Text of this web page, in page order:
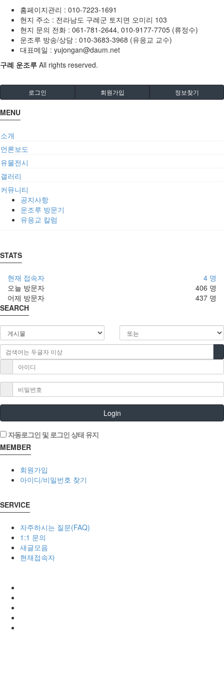
홈페이지관리 : 010-7223-1691
현지 주소 : 전라남도 구례군 토지면 오미리 103
현지 문의 전화 : 061-781-2644, 010-9177-7705 (류정수)
운조루 방송/상담 : 010-3683-3968 (유응교 교수)
대표메일 : yujongan@daum.net
구례 운조루 All rights reserved.
로그인 회원가입 정보찾기
MENU
소개
언론보도
유물전시
갤러리
커뮤니티
공지사항
운조루 방문기
유응교 칼럼
STATS
4 명
현재 접속자
406 명
오늘 방문자
437 명
어제 방문자
SEARCH
Login
자동로그인 및 로그인 상태 유지
MEMBER
회원가입
아이디/비밀번호 찾기
SERVICE
자주하시는 질문(FAQ)
1:1 문의
새글모음
현재접속자